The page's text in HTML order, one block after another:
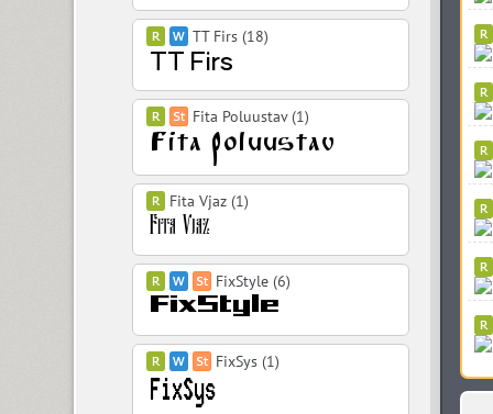
TT Firs (18)
Fita Poluustav (1)
Fita Vjaz (1)
FixStyle (6)
FixSys (1)